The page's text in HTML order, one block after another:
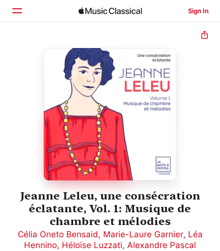
Sign In
Jeanne Leleu, une consécration
éclatante, Vol. 1: Musique de
chambre et mélodies
Célia Oneto Bensaid, Marie-Laure Garnier, Léa
Hennino, Héloïse Luzzati, Alexandre Pascal